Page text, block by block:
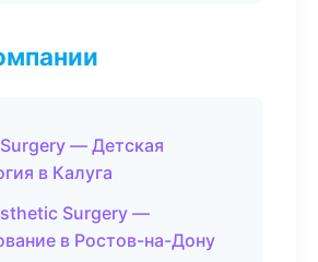
— Детская
в Калуга
Surgery —
в Ростов-на-Дону